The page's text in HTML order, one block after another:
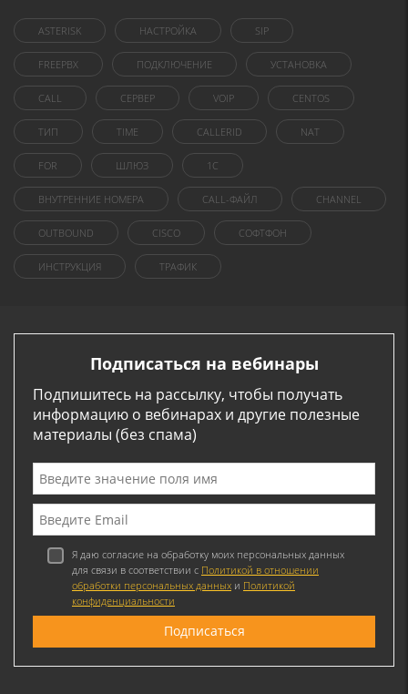
ASTERISK НАСТРОЙКА SIP
FREEPBX ПОДКЛЮЧЕНИЕ УСТАНОВКА
CALL СЕРВЕР VOIP CENTOS
ТИП TIME CALLERID NAT
FOR ШЛЮЗ 1C
ВНУТРЕННИЕ НОМЕРА CALL-ФАЙЛ CHANNEL
OUTBOUND CISCO СОФТФОН
ИНСТРУКЦИЯ ТРАФИК
Подписаться на вебинары
Подпишитесь на рассылку, чтобы получать
информацию о вебинарах и другие полезные
материалы (без спама)
Я даю согласие на обработку моих персональных данных
для связи в соответствии с Политикой в отношении
обработки персональных данных и Политикой
конфиденциальности